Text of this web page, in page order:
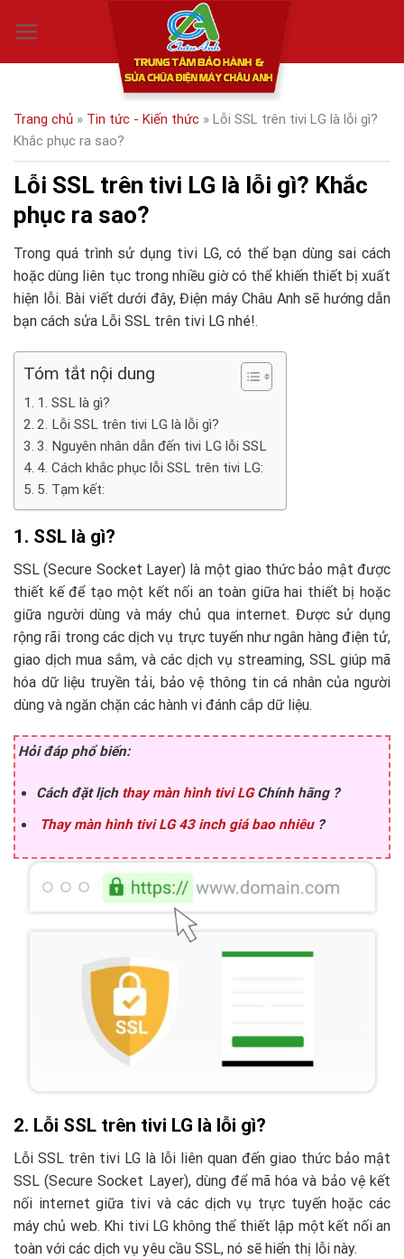
Trang chủ » Tin tức - Kiến thức » Lỗi SSL trên tivi LG là lỗi gì?
Khắc phục ra sao?
Lỗi SSL trên tivi LG là lỗi gì? Khắc
phục ra sao?
Trong quá trình sử dụng tivi LG, có thể bạn dùng sai cách
hoặc dùng liên tục trong nhiều giờ có thể khiến thiết bị xuất
hiện lỗi. Bài viết dưới đây, Điện máy Châu Anh sẽ hướng dẫn
bạn cách sửa Lỗi SSL trên tivi LG nhé!.
Tóm tắt nội dung
1. SSL là gì?
2. Lỗi SSL trên tivi LG là lỗi gì?
3. Nguyên nhân dẫn đến tivi LG lỗi SSL
4. Cách khắc phục lỗi SSL trên tivi LG:
5. Tạm kết:
1. SSL là gì?
SSL (Secure Socket Layer) là một giao thức bảo mật được
thiết kế để tạo một kết nối an toàn giữa hai thiết bị hoặc
giữa người dùng và máy chủ qua internet. Được sử dụng
rộng rãi trong các dịch vụ trực tuyến như ngân hàng điện tử,
giao dịch mua sắm, và các dịch vụ streaming, SSL giúp mã
hóa dữ liệu truyền tải, bảo vệ thông tin cá nhân của người
dùng và ngăn chặn các hành vi đánh cắp dữ liệu.
Hỏi đáp phổ biến:
Cách đặt lịch thay màn hình tivi LGChính hãng ?
Thay màn hình tivi LG 43 inch giá bao nhiêu?
2. Lỗi SSL trên tivi LG là lỗi gì?
Lỗi SSL trên tivi LG là lỗi liên quan đến giao thức bảo mật
SSL (Secure Socket Layer), dùng để mã hóa và bảo vệ kết
nối internet giữa tivi và các dịch vụ trực tuyến hoặc các
máy chủ web. Khi tivi LG không thể thiết lập một kết nối an
toàn với các dịch vụ yêu cầu SSL, nó sẽ hiển thị lỗi này.